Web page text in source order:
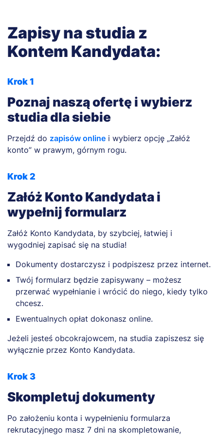
Zapisy na studia z
Kontem Kandydata:
Krok 1
Poznaj naszą ofertę i wybierz
studia dla siebie
Przejdź do zapisów online i wybierz opcję „Załóż
konto” w prawym, górnym rogu.
Krok 2
Załóż Konto Kandydata i
wypełnij formularz
Załóż Konto Kandydata, by szybciej, łatwiej i
wygodniej zapisać się na studia!
Dokumenty dostarczysz i podpiszesz przez internet.
Twój formularz będzie zapisywany – możesz
przerwać wypełnianie i wrócić do niego, kiedy tylko
chcesz.
Ewentualnych opłat dokonasz online.
Jeżeli jesteś obcokrajowcem, na studia zapiszesz się
wyłącznie przez Konto Kandydata.
Krok 3
Skompletuj dokumenty
Po założeniu konta i wypełnieniu formularza
rekrutacyjnego masz 7 dni na skompletowanie,